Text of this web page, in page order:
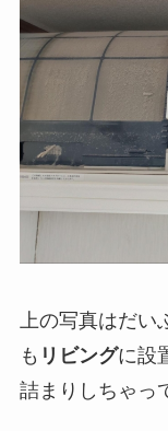
上の写真はだ
も リビングに設
詰まりしちゃっ